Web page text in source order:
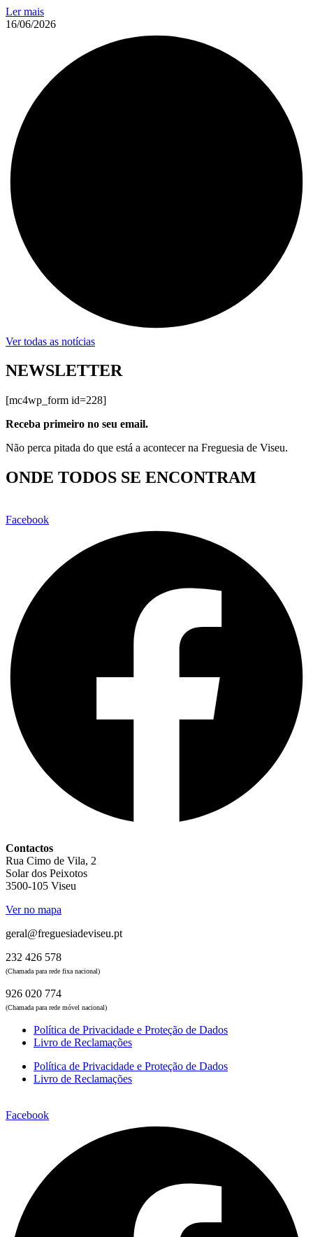
Ler mais
16/06/2026
Ver todas as notícias
NEWSLETTER
[mc4wp_form id=228]
Receba primeiro no seu email.
Não perca pitada do que está a acontecer na Freguesia de Viseu.
ONDE TODOS SE ENCONTRAM
Facebook
Contactos
Rua Cimo de Vila, 2
Solar dos Peixotos
3500-105 Viseu
Ver no mapa
geral@freguesiadeviseu.pt
232 426 578
(Chamada para rede fixa nacional)
926 020 774
(Chamada para rede móvel nacional)
Política de Privacidade e Proteção de Dados
Livro de Reclamações
Política de Privacidade e Proteção de Dados
Livro de Reclamações
Facebook